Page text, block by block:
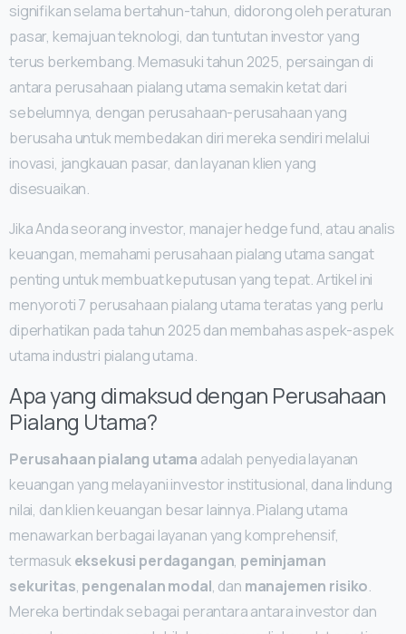
signifikan selama bertahun-tahun, didorong oleh peraturan
pasar, kemajuan teknologi, dan tuntutan investor yang
terus berkembang. Memasuki tahun 2025, persaingan di
antara perusahaan pialang utama semakin ketat dari
sebelumnya, dengan perusahaan-perusahaan yang
berusaha untuk membedakan diri mereka sendiri melalui
inovasi, jangkauan pasar, dan layanan klien yang
disesuaikan.
Jika Anda seorang investor, manajer hedge fund, atau analis
keuangan, memahami perusahaan pialang utama sangat
penting untuk membuat keputusan yang tepat. Artikel ini
menyoroti 7 perusahaan pialang utama teratas yang perlu
diperhatikan pada tahun 2025 dan membahas aspek-aspek
utama industri pialang utama.
Apa yang dimaksud dengan Perusahaan
Pialang Utama?
Perusahaan pialang utama adalah penyedia layanan
keuangan yang melayani investor institusional, dana lindung
nilai, dan klien keuangan besar lainnya. Pialang utama
menawarkan berbagai layanan yang komprehensif,
termasukeksekusi perdagangan, peminjaman
sekuritas, pengenalan modal, dan manajemen risiko.
Mereka bertindak sebagai perantara antara investor dan